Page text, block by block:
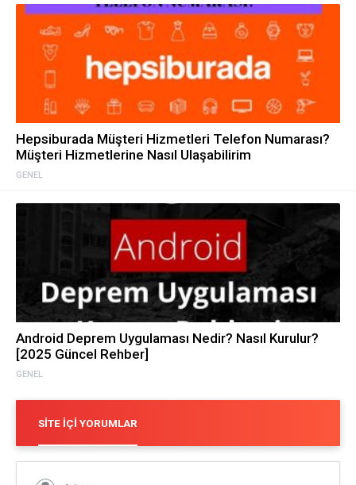
GENEL
Hepsiburada Müşteri Hizmetleri Telefon Numarası?
Müşteri Hizmetlerine Nasıl Ulaşabilirim
GENEL
Android Deprem Uygulaması Nedir? Nasıl Kurulur?
[2025 Güncel Rehber]
SITE İÇI YORUMLAR